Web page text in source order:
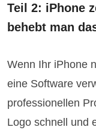
Teil 2: iPhone
behebt man
Wenn Ihr iPhone
eine Software
professionellen
Logo schnell und